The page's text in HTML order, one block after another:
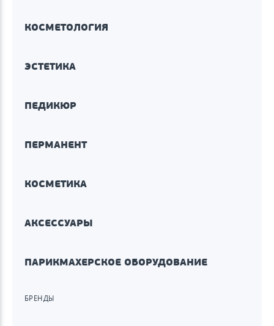
КОСМЕТОЛОГИЯ
ЭСТЕТИКА
ПЕДИКЮР
ПЕРМАНЕНТ
КОСМЕТИКА
АКСЕССУАРЫ
ПАРИКМАХЕРСКОЕ ОБОРУДОВАНИЕ
БРЕНДЫ